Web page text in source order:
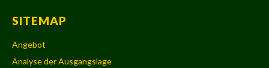
SITEMAP
Angebot
Analyse der Ausgangslage